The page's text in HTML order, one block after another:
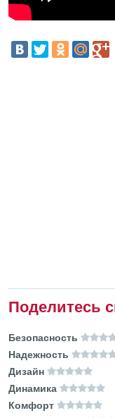
Поделитесь
Безопасность
Надежность
Дизайн
Динамика
Комфорт